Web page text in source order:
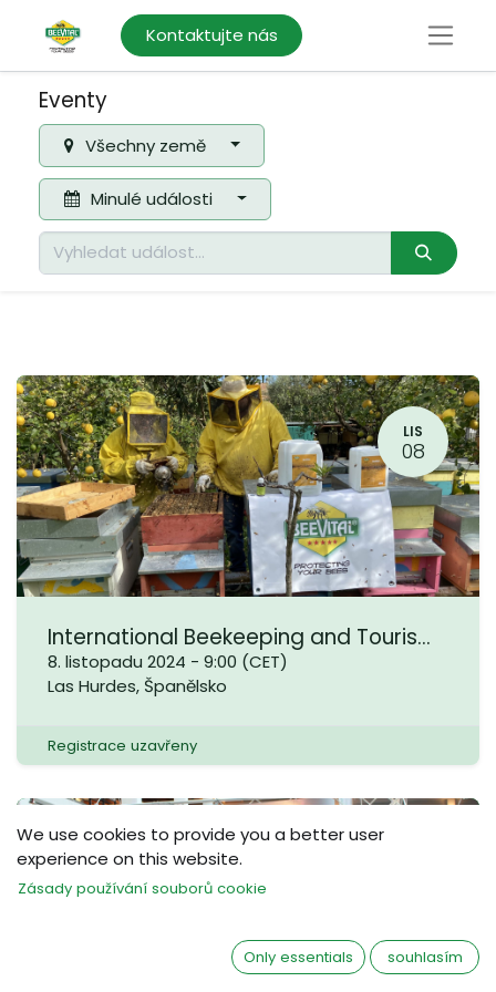
Kontaktujte nás
Eventy
Všechny země
Minulé události
LIS
08
International Beekeeping and Tourism Fair - Las Hurdes 2024
8. listopadu 2024 - 9:00 (CET)
Las Hurdes, Španělsko
Registrace uzavřeny
We use cookies to provide you a better user
experience on this website.
Zásady používání souborů cookie
Only essentials souhlasím